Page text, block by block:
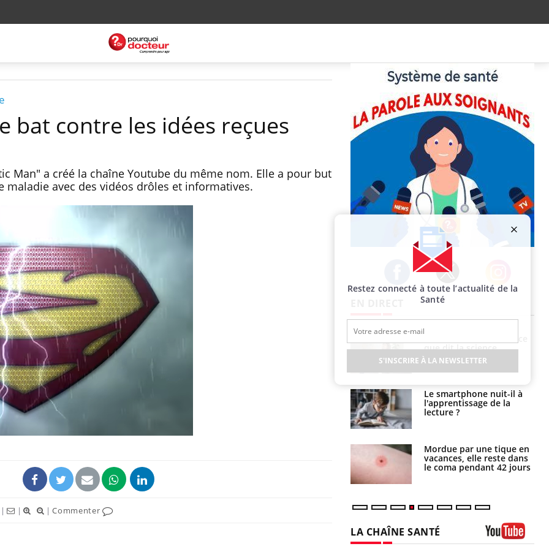
bat contre les idées reçues
Man" a créé la chaîne Youtube du même nom. Elle a pour but
maladie avec des vidéos drôles et informatives.
| | |Commenter
Facebook Twitter Instagram
Fortes chaleurs :
pourquoi le risque de
noyade grimpe-t-il ?
Le Viagra pourrait-il
freiner la propagation du
cancer ?
finalement être bénéfique
que dit la science
Le smartphone nuit-il à
l'apprentissage de la
lecture ?
Mordue par une tique en
vacances, elle reste dans
le coma pendant 42 jours
barracuda, une petite fille
secourue grâce à un
réflexe essentiel
Légionellose en Suisse :
quelle est l’origine de la
contamination ?
Allergies alimentaires :
une nouvelle arme contre
les réactions sévères
LA CHAÎNE SANTÉ
Restez connecté à toute l’actualité de la
Santé
S'INSCRIRE À LA NEWSLETTER